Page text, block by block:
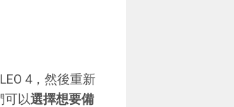
4，然後重新
可以選擇想要備